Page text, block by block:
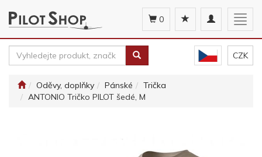
Toggle
navigation
0
CZK
Oděvy, doplňky Pánské
Trička
ANTONIO Tričko PILOT šedé, M